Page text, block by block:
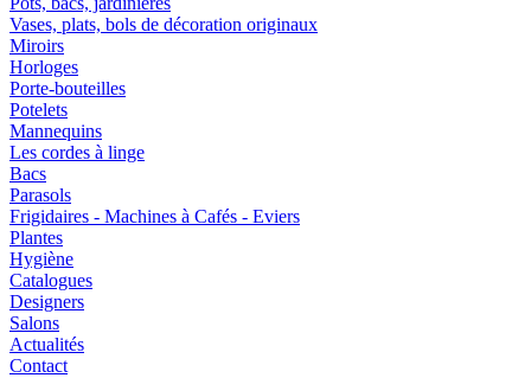
Vases, plats, bols de décoration originaux
Miroirs
Horloges
Porte-bouteilles
Potelets
Mannequins
Les cordes à linge
Bacs
Parasols
Frigidaires - Machines à Cafés - Eviers
Plantes
Hygiène
Catalogues
Designers
Salons
Actualités
Contact